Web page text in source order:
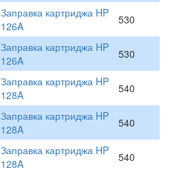
Заправка картриджа HP
126A
530
Заправка картриджа HP
126A
530
Заправка картриджа HP
128A
540
Заправка картриджа HP
128A
540
Заправка картриджа HP
128A
540